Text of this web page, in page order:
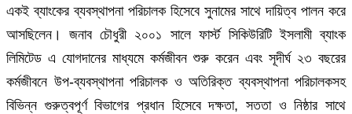
একই ব্যাংকের ব্যবস্থাপনা পরিচালক হিসেবে সুনামের সাথে দায়িত্ব পালন করে
আসছিলেন। জনাব চৌধুরী ২০০১ সালে ফার্স্ট সিকিউরিটি ইসলামী ব্যাংক
লিমিটেড এ যোগদানের মাধ্যমে কর্মজীবন শুরু করেন এবং সূদীর্ঘ ২৩ বছরের
কর্মজীবনে উপ-ব্যবস্থাপনা পরিচালক ও অতিরিক্ত ব্যবস্থাপনা পরিচালকসহ
বিভিন্ন গুরুত্বপূর্ণ বিভাগের প্রধান হিসেবে দক্ষতা, সততা ও নিষ্ঠার সাথে